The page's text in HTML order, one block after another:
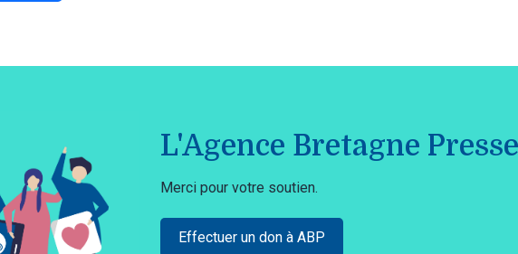
L'Agence Bretagne
Merci pour votre soutien.
Effectuer un don à ABP